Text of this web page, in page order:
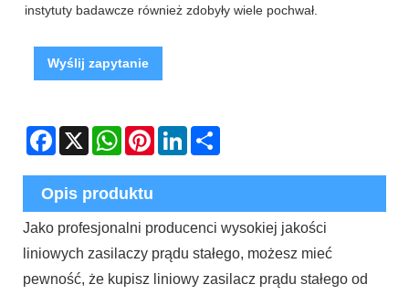
instytuty badawcze również zdobyły wiele pochwał.
Wyślij zapytanie
Facebook
X WhatsAppPinterestLinkedIn
Opis produktu
Jako profesjonalni producenci wysokiej jakości
liniowych zasilaczy prądu stałego, możesz mieć
pewność, że kupisz liniowy zasilacz prądu stałego od